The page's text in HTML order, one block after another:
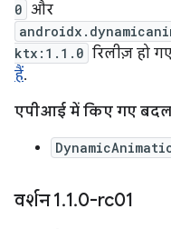
0 और
ktx:1.1.0 रिलीज़ हो
हैं.
एपीआई में किए गए
वर्शन 1.1.0-rc01